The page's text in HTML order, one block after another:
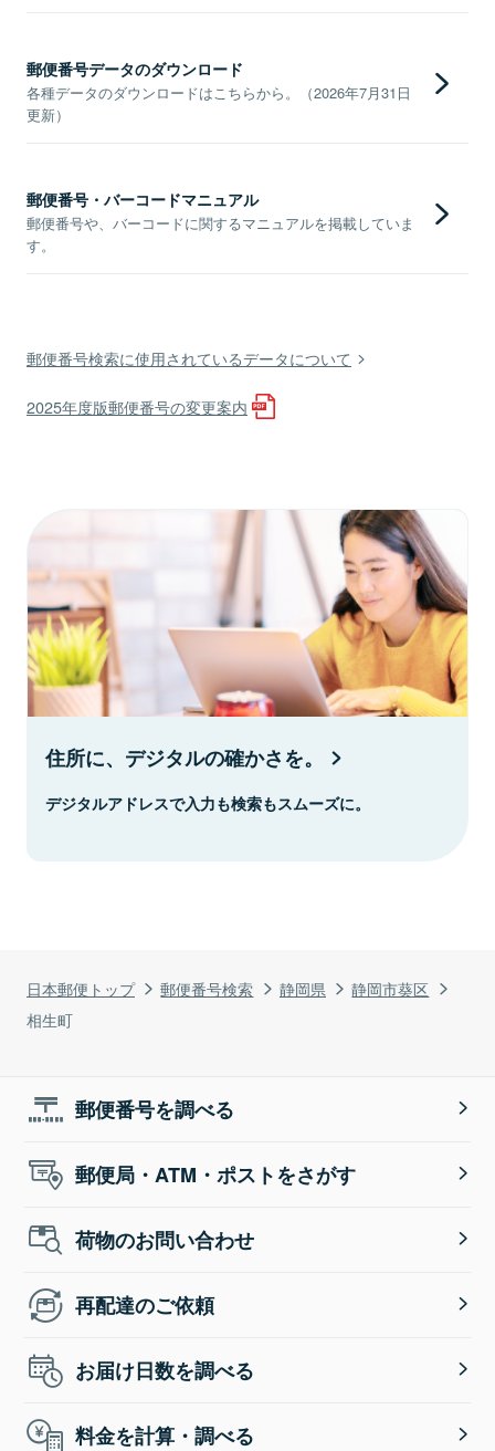
日本郵便トップ 郵便番号検索 静岡県
静岡市葵区
相生町
郵便番号データのダウンロード
各種データのダウンロードはこちらから。（2026年7月31日
更新）
郵便番号・バーコードマニュアル
郵便番号や、バーコードに関するマニュアルを掲載していま
す。
郵便番号検索に使用されているデータについて
2025年度版郵便番号の変更案内
住所に、デジタルの確かさを。
デジタルアドレスで入力も検索もスムーズに。
郵便番号を調べる
郵便局・ATM・ポストをさがす
荷物のお問い合わせ
再配達のご依頼
お届け日数を調べる
料金を計算・調べる